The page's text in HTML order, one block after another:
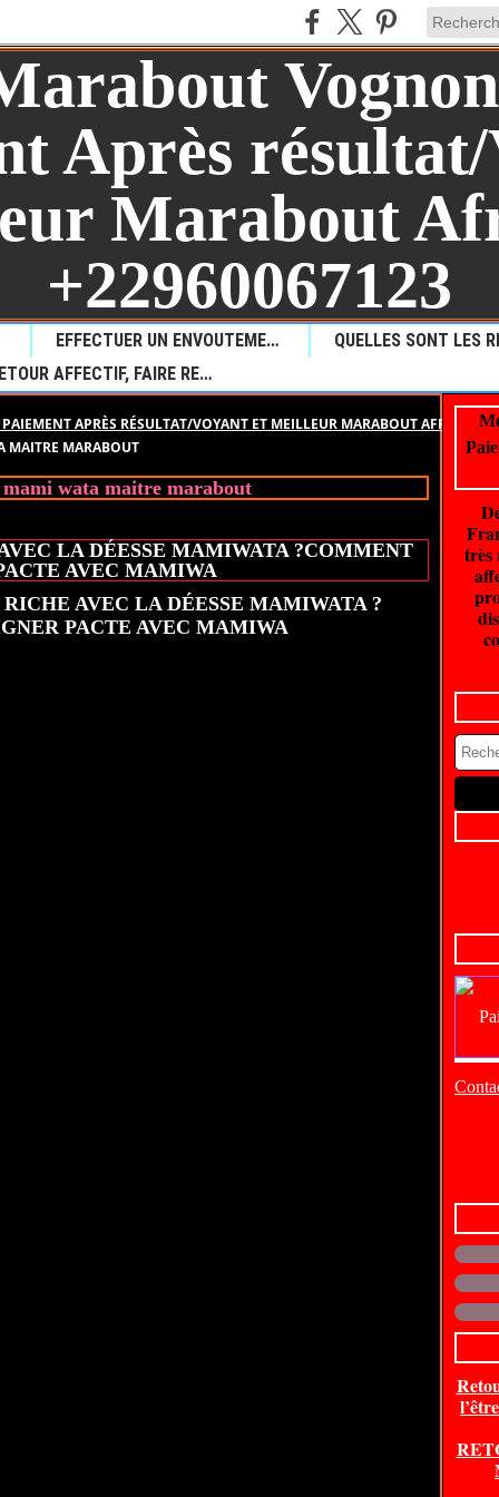
EFFECTUER UN ENVOUTEMENT POUR PROVOQUER LA MALCHANCE
RETOUR AFFECTIF, FAIRE REVENIR VOTRE AMOUR PERDU
APRÈS RÉSULTAT/VOYANT ET MEILLEUR MARABOUT AFRICAIN
MAITRE MARABOUT
wata maitre marabout
LA DÉESSE MAMIWATA ?COMMENT
AVEC MAMIWA
très